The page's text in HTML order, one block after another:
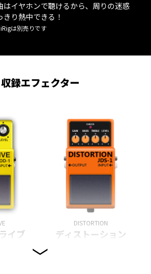
はイヤホンで聴けるから、周りの迷惑
り熱中できる！
は別売りです
収録エフェクター
イブ
DISTORTION
ディストーション